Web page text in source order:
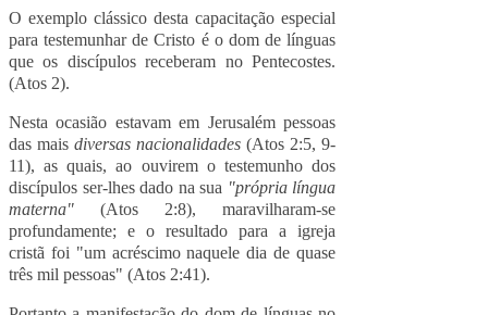
O exemplo clássico desta capacitação especial
para testemunhar de Cristo é o dom de línguas
que os discípulos receberam no Pentecostes.
(Atos 2).
Nesta ocasião estavam em Jerusalém pessoas
das mais diversas nacionalidades (Atos 2:5, 9-
11), as quais, ao ouvirem o testemunho dos
discípulos ser-lhes dado na sua "própria língua
materna" (Atos 2:8), maravilharam-se
profundamente; e o resultado para a igreja
cristã foi "um acréscimo naquele dia de quase
três mil pessoas" (Atos 2:41).